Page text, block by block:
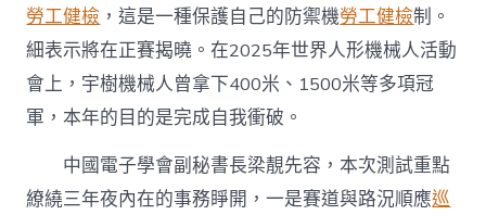
勞工健檢 ，這是一種保護自己的防禦機勞工健檢制。
細表示將在正賽揭曉。在2025年世界人形機械人活動
會上，宇樹機械人曾拿下400米、1500米等多項冠
軍，本年的目的是完成自我衝破。
中國電子學會副秘書長梁靚先容，本次測試重點
繚繞三年夜內在的事務睜開，一是賽道與路況順應巡